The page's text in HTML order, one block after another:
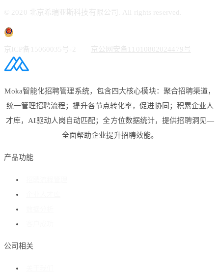
Moka智能化招聘管理系统，包含四大核心模块：聚合招聘渠道，
统一管理招聘流程；提升各节点转化率，促进协同；积累企业人
才库，AI驱动人岗自动匹配；全方位数据统计，提供招聘洞见—
全面帮助企业提升招聘效能。
产品功能
公司相关